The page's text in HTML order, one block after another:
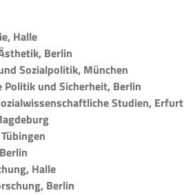
Halle
Berlin
Sozialpolitik, München
und Sicherheit, Berlin
Studien, Erfurt
Halle
Berlin